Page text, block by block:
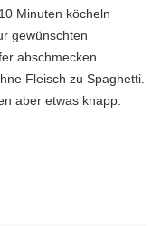
Minuten köcheln
gewünschten
abschmecken.
Fleisch zu Spaghetti.
aber etwas knapp.